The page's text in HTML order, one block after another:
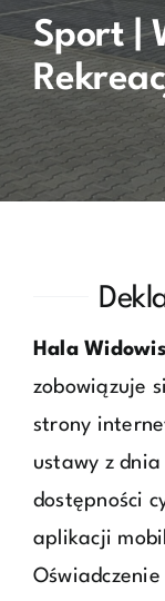
Sport |
Hala
zobowiązuje
strony
ustawy z
dostępności
aplikacji